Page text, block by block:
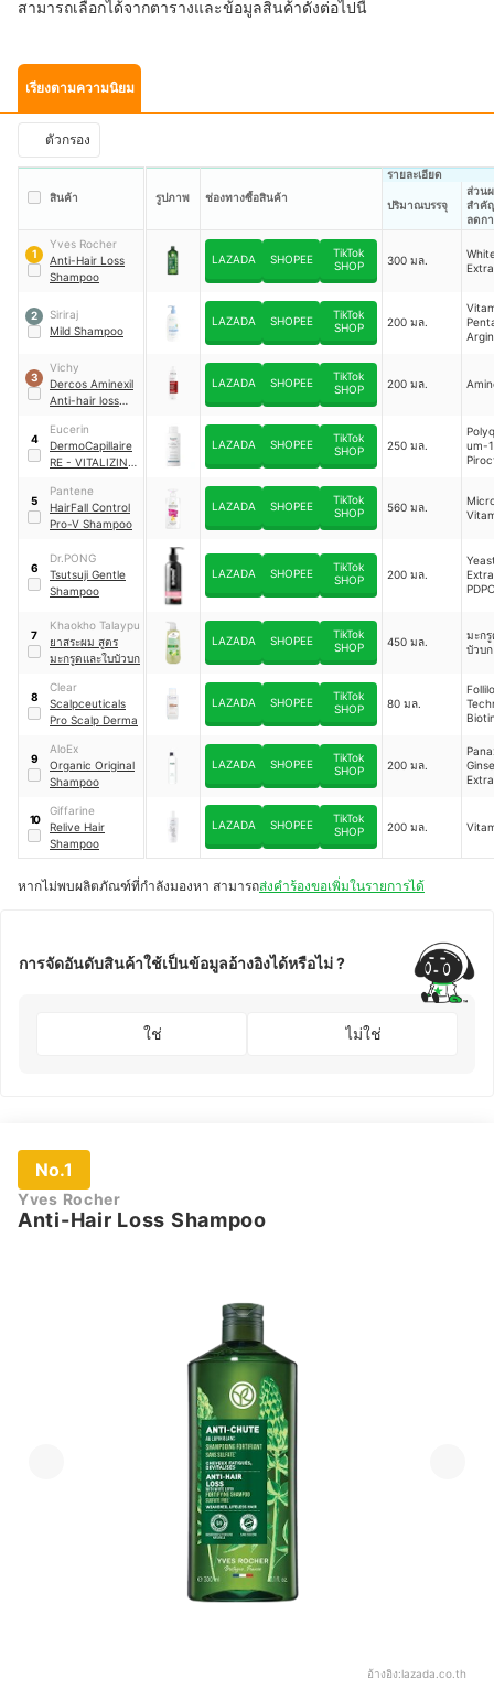
สามารถเลือกได้จากตารางและข้อมูลสินค้าดังต่อไปนี้
เรียงตามความนิยม
ตัวกรอง
สินค้า รูปภาพ ช่องทางซื้อสินค้า
รายละเอียด
ปริมาณบรรจุ
ส่วน
สำคั
ลดก
1
Yves Rocher
Anti-Hair Loss
Shampoo
LAZADA SHOPEE
TikTok
SHOP
300 มล.
2
Siriraj
Mild Shampoo
LAZADA SHOPEE
TikTok
SHOP
200 มล.
3
Vichy
Dercos Aminexil
Anti-hair loss
LAZADA SHOPEE
TikTok
SHOP
200 มล.
4
Eucerin
DermoCapillaire
RE - VITALIZING
THINNING HAIR
LAZADA SHOPEE
TikTok
SHOP
250 มล.
um-
5
Pantene
HairFall Control
Pro-V Shampoo
LAZADA SHOPEE
TikTok
SHOP
560 มล.
6
Dr.PONG
Tsutsuji Gentle
Shampoo
LAZADA SHOPEE
TikTok
SHOP
200 มล.
7
Khaokho Talaypu
ยาสระผม สูตร
มะกรูดและใบบัวบก
LAZADA SHOPEE
TikTok
SHOP
450 มล.
มะก
บัวบก
8
Clear
Scalpceuticals
Pro Scalp Derma
LAZADA SHOPEE
TikTok
SHOP
80 มล.
9
AloEx
Organic Original
Shampoo
LAZADA SHOPEE
TikTok
SHOP
200 มล.
ma
10
Giffarine
Relive Hair
Shampoo
LAZADA SHOPEE
TikTok
SHOP
200 มล.
หากไม่พบผลิตภัณฑ์ที่กำลังมองหา สามารถส่งคำร้องขอเพิ่มในรายการได้
การจัดอันดับสินค้าใช้เป็นข้อมูลอ้างอิงได้หรือไม่ ?
ใช่ ไม่ใช่
No.1
Yves Rocher
Anti-Hair Loss Shampoo
อ้างอิง:lazada.co.th